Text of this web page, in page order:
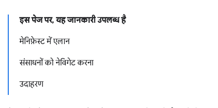
इस पेज पर, यह जानकारी उपलब्ध है
मेनिफ़ेस्ट में एलान
संसाधनों को नेविगेट करना
उदाहरण